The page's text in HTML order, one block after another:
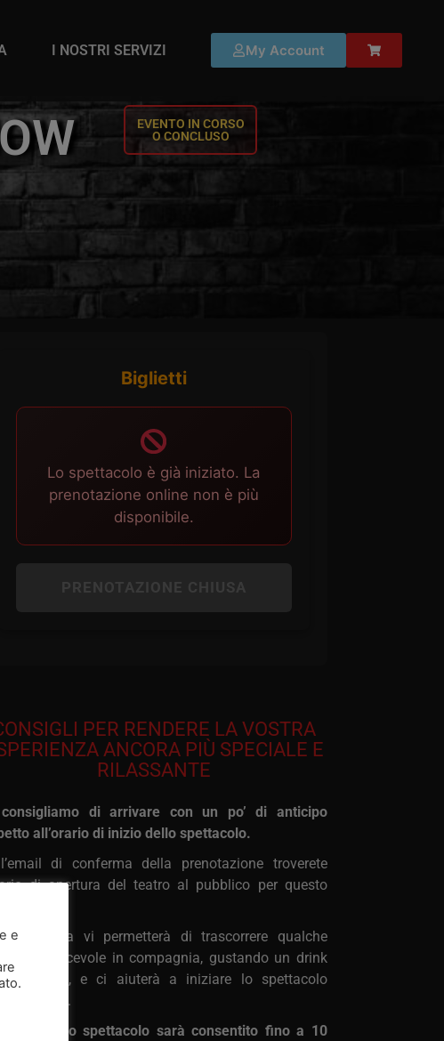
I NOSTRI SERVIZI My Account
EVENTO IN CORSO
O CONCLUSO
Biglietti
Lo spettacolo è già iniziato. La
prenotazione online non è più
disponibile.
PER RENDERE LA VOSTRA
ANCORA PIÙ SPECIALE E
RILASSANTE
di arrivare con un po’ di anticipo
all’orario di inizio dello spettacolo.
di conferma della prenotazione troverete
di apertura del teatro al pubblico per questo
prima vi permetterà di trascorrere qualche
piacevole in compagnia, gustando un drink
e ci aiuterà a iniziare lo spettacolo
allo spettacolo sarà consentito fino a 10
e